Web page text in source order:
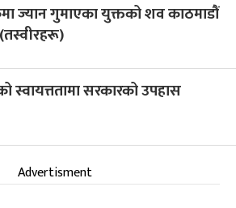
ज्यान गुमाएका युक्तको शव काठमाडौं
स्वायत्ततामा सरकारको उपहास
Advertisment